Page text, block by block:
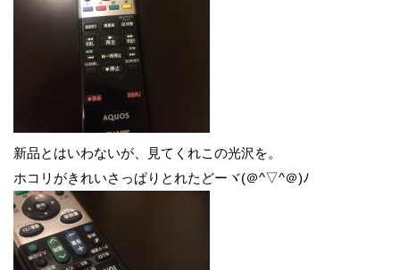
新品とはいわないが、見てくれこの光沢を。
ホコリがきれいさっぱりとれたどーヾ(＠^▽^＠)ﾉ